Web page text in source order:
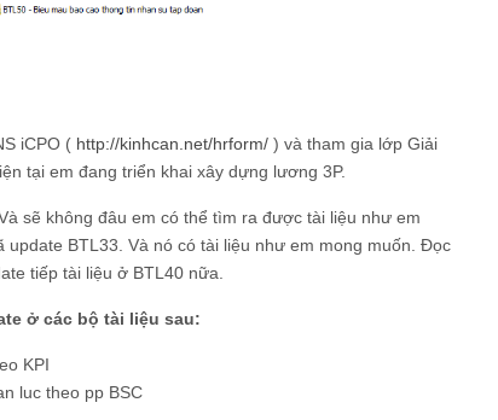
iCPO ( http://kinhcan.net/hrform/ ) và tham gia lớp Giải
tại em đang triển khai xây dựng lương 3P.
sẽ không đâu em có thể tìm ra được tài liệu như em
update BTL33. Và nó có tài liệu như em mong muốn. Đọc
tiếp tài liệu ở BTL40 nữa.
ở các bộ tài liệu sau:
KPI
luc theo pp BSC